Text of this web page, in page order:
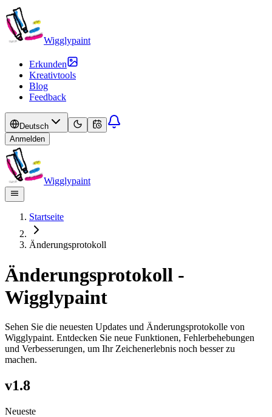
Wigglypaint
Erkunden
Kreativtools
Blog
Feedback
Deutsch
Anmelden
Wigglypaint
Startseite
Änderungsprotokoll
Änderungsprotokoll -
Wigglypaint
Sehen Sie die neuesten Updates und Änderungsprotokolle von
Wigglypaint. Entdecken Sie neue Funktionen, Fehlerbehebungen
und Verbesserungen, um Ihr Zeichenerlebnis noch besser zu
machen.
v1.8
Neueste